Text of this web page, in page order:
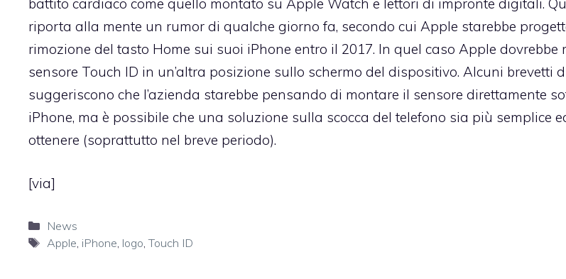
battito cardiaco come quello montato su Apple Watch e lettori di impronte digitali.
riporta alla mente un rumor di qualche giorno fa, secondo cui Apple starebbe
rimozione del tasto Home sui suoi iPhone entro il 2017. In quel caso Apple dovrebbe
sensore Touch ID in un’altra posizione sullo schermo del dispositivo. Alcuni brevetti
suggeriscono che l’azienda starebbe pensando di montare il sensore direttamente
iPhone, ma è possibile che una soluzione sulla scocca del telefono sia più semplice
ottenere (soprattutto nel breve periodo).
[via]
Categorie
News
Tag
Apple, iPhone, logo,Touch ID